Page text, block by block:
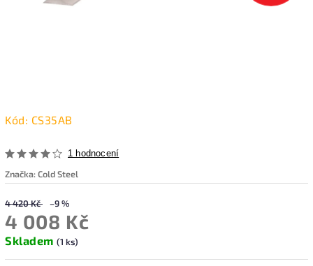
Kód: CS35AB
1 hodnocení
Značka:Cold Steel
4 420 Kč –9 %
4 008 Kč
Skladem (1 ks)